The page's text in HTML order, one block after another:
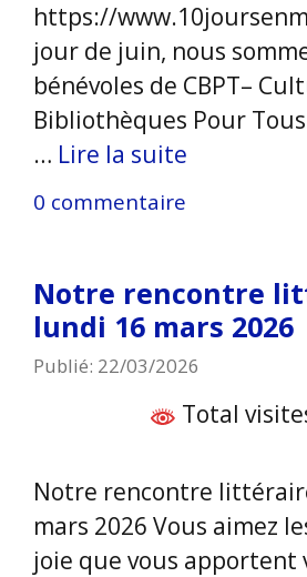
https://
jour de juin, nous
bénévoles de CBPT–
Bibliothèques Pour
… Lire la suite
0 commentaire
Notre rencontre
lundi 16 mars 2026
Publié: 22/03/2026
Total
Notre rencontre
mars 2026 Vous aimez
joie que vous apportent